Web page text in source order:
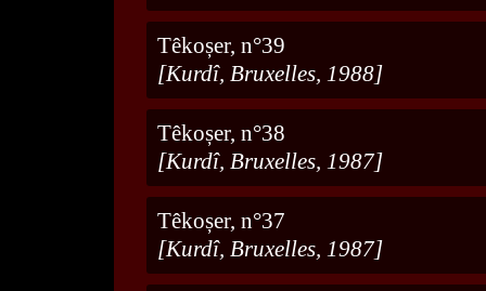
Têkoșer, n°39
[Kurdî, Bruxelles, 1988]
Têkoșer, n°38
[Kurdî, Bruxelles, 1987]
Têkoșer, n°37
[Kurdî, Bruxelles, 1987]